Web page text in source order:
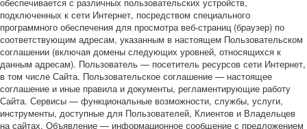
подключенных к сети Интернет, посредством специального
программного обеспечения для просмотра веб-страниц (браузер) по
соответствующим адресам, указанным в настоящем Пользовательском
соглашении (включая домены следующих уровней, относящихся к
данным адресам). Пользователь — посетитель ресурсов сети Интернет,
в том числе Сайта. Пользовательское соглашение — настоящее
соглашение и иные правила и документы, регламентирующие работу
Сайта. Сервисы — функциональные возможности, службы, услуги,
инструменты, доступные для Пользователей, Клиентов и Владельцев
на сайтах. Объявление — информационное сообщение с предложением